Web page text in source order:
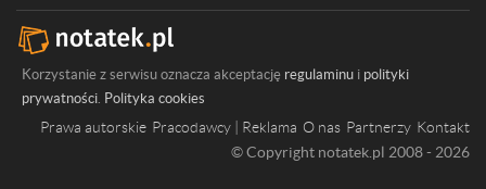
Korzystanie z serwisu oznacza akceptację regulaminu i polityki
prywatności. Polityka cookies
Prawa autorskie Pracodawcy | Reklama O nas Partnerzy Kontakt
© Copyright notatek.pl 2008 - 2026